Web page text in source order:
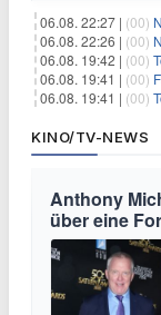
06.08. 22:27 | (00)
06.08. 22:26 | (00)
06.08. 19:42 | (00)
06.08. 19:41 | (00)
06.08. 19:41 | (00)
KINO/TV-NEWS
Anthony
über eine